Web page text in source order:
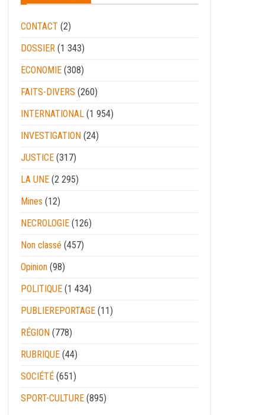
CONTACT (2)
DOSSIER (1 343)
ECONOMIE (308)
FAITS-DIVERS (260)
INTERNATIONAL (1 954)
INVESTIGATION (24)
JUSTICE (317)
LA UNE (2 295)
Mines (12)
NECROLOGIE (126)
Non classé (457)
Opinion (98)
POLITIQUE (1 434)
PUBLIEREPORTAGE (11)
RÉGION (778)
RUBRIQUE (44)
SOCIÉTÉ (651)
SPORT-CULTURE (895)